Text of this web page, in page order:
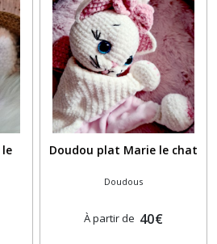
Doudou plat Marie le chat
Doudous
À partir de 40€